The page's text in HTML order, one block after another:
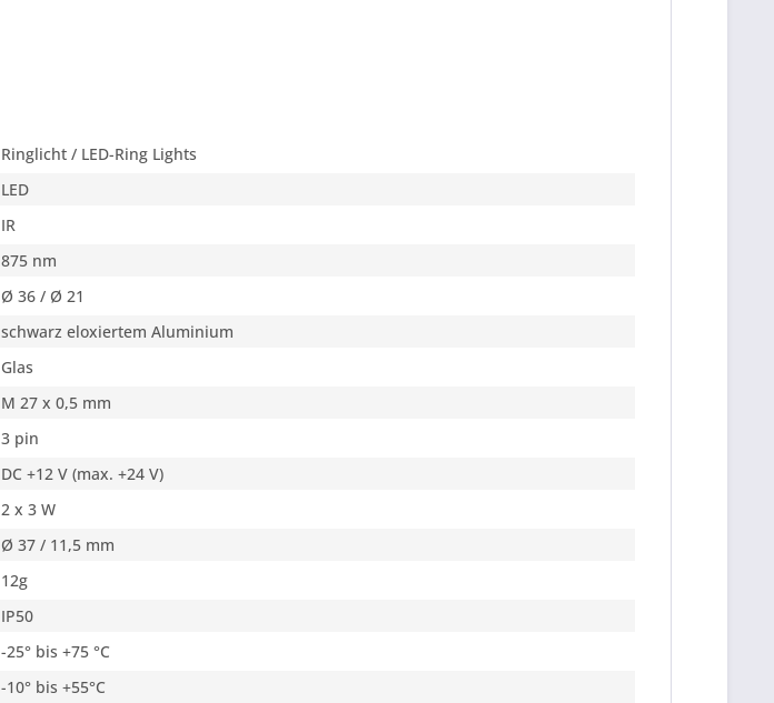
Ringlicht / LED-Ring Lights
LED
IR
875 nm
Ø 36 / Ø 21
schwarz eloxiertem Aluminium
Glas
M 27 x 0,5 mm
3 pin
DC +12 V (max. +24 V)
2 x 3 W
Ø 37 / 11,5 mm
12g
IP50
-25° bis +75 °C
-10° bis +55°C